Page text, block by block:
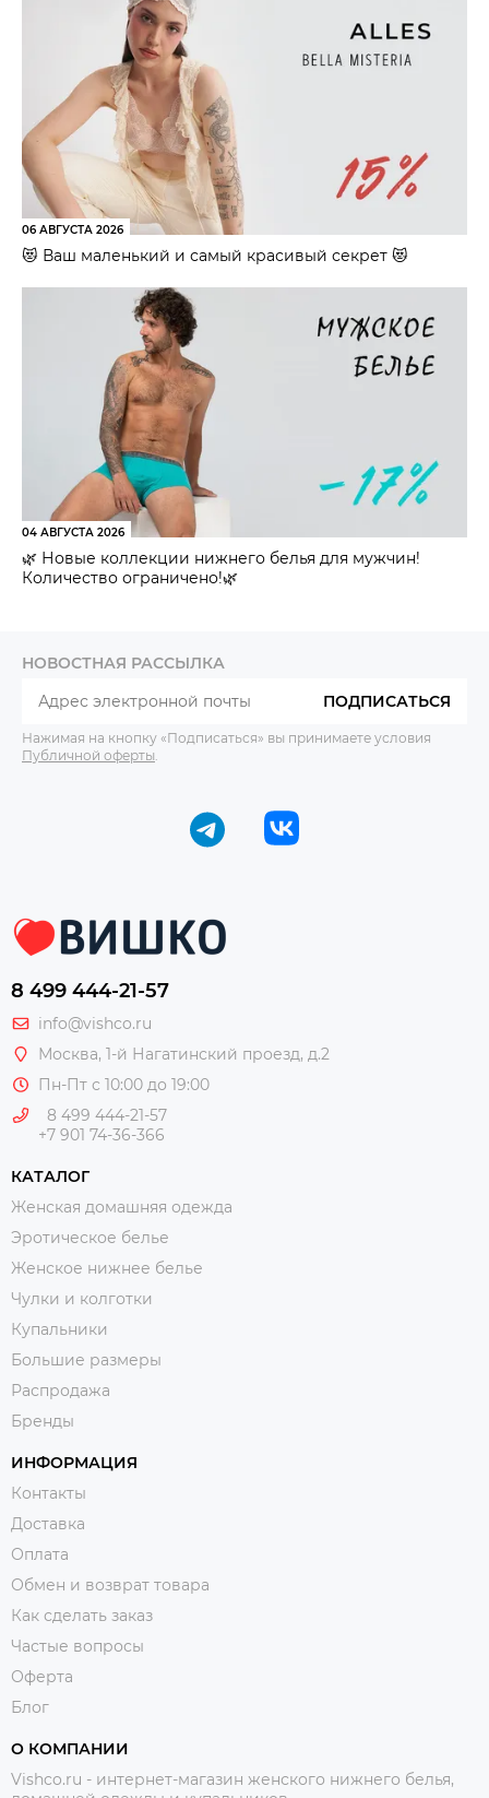
06 АВГУСТА 2026
😻 Ваш маленький и самый красивый секрет 😻
04 АВГУСТА 2026
🌿 Новые коллекции нижнего белья для мужчин!
Количество ограничено!🌿
НОВОСТНАЯ РАССЫЛКА
ПОДПИСАТЬСЯ
Нажимая на кнопку «Подписаться» вы принимаете условия
Публичной оферты
8 499 444-21-57
info@vishco.ru
Москва, 1-й Нагатинский проезд, д.2
Пн-Пт с 10:00 до 19:00
8 499 444-21-57
+7 901 74-36-366
КАТАЛОГ
Женская домашняя одежда
Эротическое белье
Женское нижнее белье
Чулки и колготки
Купальники
Большие размеры
Распродажа
Бренды
ИНФОРМАЦИЯ
Контакты
Доставка
Оплата
Обмен и возврат товара
Как сделать заказ
Частые вопросы
Оферта
Блог
О КОМПАНИИ
Vishco.ru - интернет-магазин женского нижнего белья,